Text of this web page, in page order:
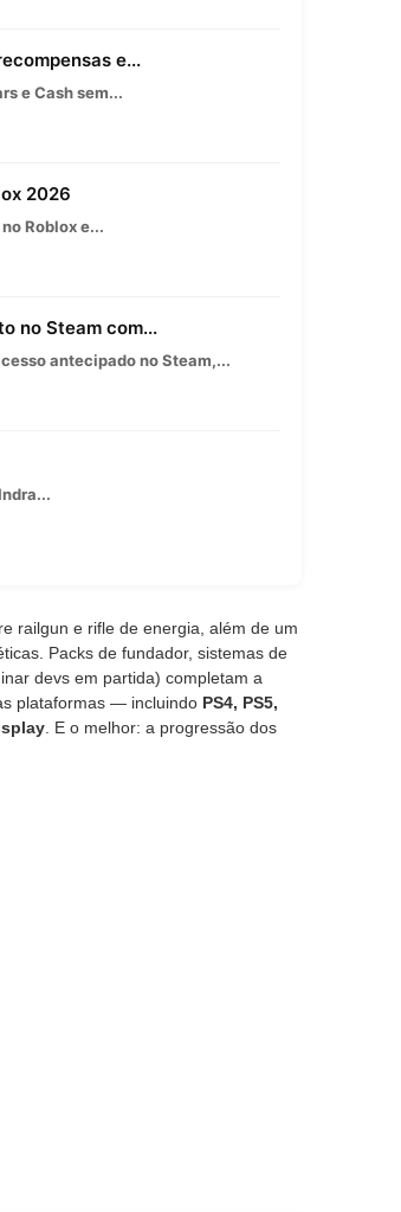
e...
e Cash sem...
2026
Roblox e...
no Steam com...
antecipado no Steam,...
railgun e rifle de energia, além de um
Packs de fundador, sistemas de
devs em partida) completam a
plataformas — incluindo PS4, PS5,
. E o melhor: a progressão dos